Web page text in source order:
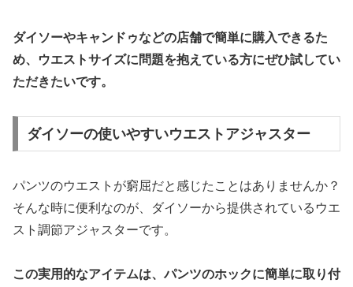
ダイソーやキャンドゥなどの店舗で簡単に購入できるた
め、ウエストサイズに問題を抱えている方にぜひ試してい
ただきたいです。
ダイソーの使いやすいウエストアジャスター
パンツのウエストが窮屈だと感じたことはありませんか？
そんな時に便利なのが、ダイソーから提供されているウエ
スト調節アジャスターです。
この実用的なアイテムは、パンツのホックに簡単に取り付